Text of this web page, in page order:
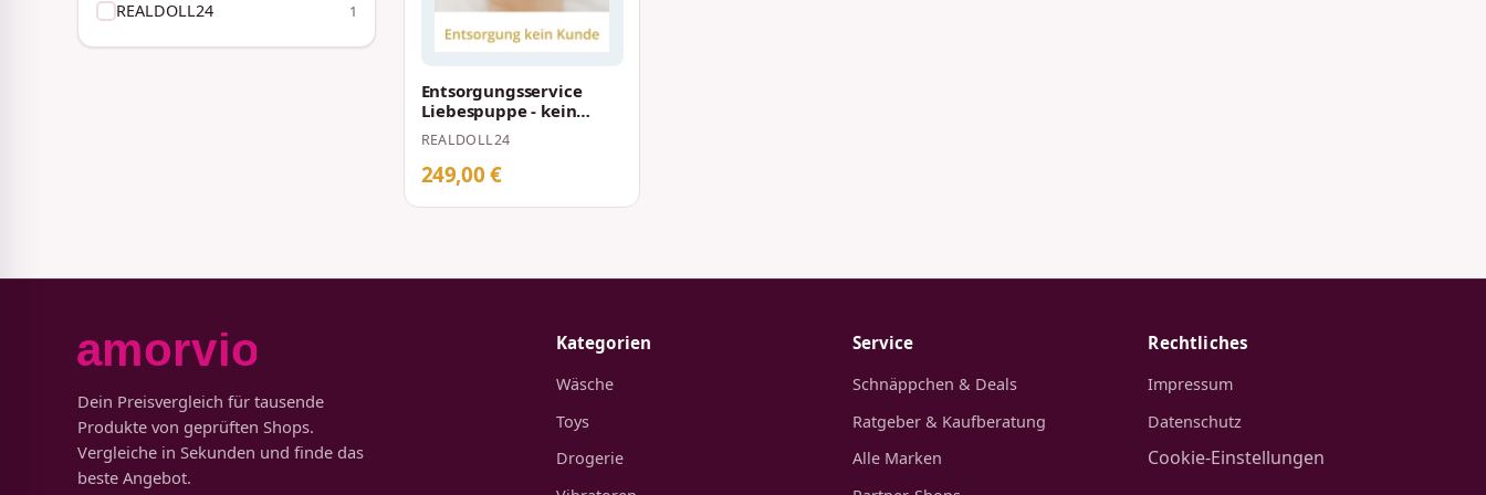
REALDOLL24 1
Entsorgungsservice
Liebespuppe - kein
Kunde
REALDOLL24
249,00 €
Dein Preisvergleich für tausende
Produkte von geprüften Shops.
Vergleiche in Sekunden und finde das
beste Angebot.
Kategorien
Wäsche
Toys
Drogerie
Service
Schnäppchen & Deals
Ratgeber & Kaufberatung
Alle Marken
Rechtliches
Impressum
Datenschutz
Cookie-Einstellungen